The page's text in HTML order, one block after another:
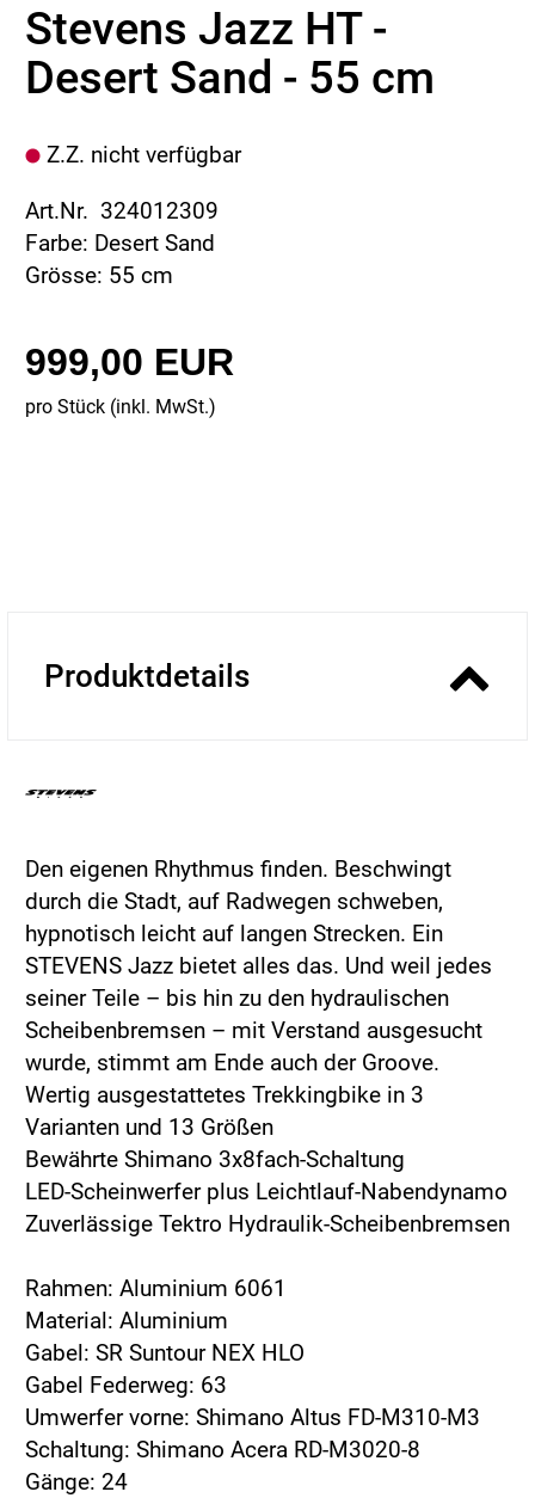
Stevens Jazz HT -
Desert Sand - 55 cm
Z.Z. nicht verfügbar
Art.Nr. 324012309
Farbe: Desert Sand
Grösse: 55 cm
999,00 EUR
pro Stück (inkl. MwSt.)
Produktdetails
Den eigenen Rhythmus finden. Beschwingt
durch die Stadt, auf Radwegen schweben,
hypnotisch leicht auf langen Strecken. Ein
STEVENS Jazz bietet alles das. Und weil jedes
seiner Teile – bis hin zu den hydraulischen
Scheibenbremsen – mit Verstand ausgesucht
wurde, stimmt am Ende auch der Groove.
Wertig ausgestattetes Trekkingbike in 3
Varianten und 13 Größen
Bewährte Shimano 3x8fach-Schaltung
LED-Scheinwerfer plus Leichtlauf-Nabendynamo
Zuverlässige Tektro Hydraulik-Scheibenbremsen
Rahmen: Aluminium 6061
Material: Aluminium
Gabel: SR Suntour NEX HLO
Gabel Federweg: 63
Umwerfer vorne: Shimano Altus FD-M310-M3
Schaltung: Shimano Acera RD-M3020-8
Gänge: 24